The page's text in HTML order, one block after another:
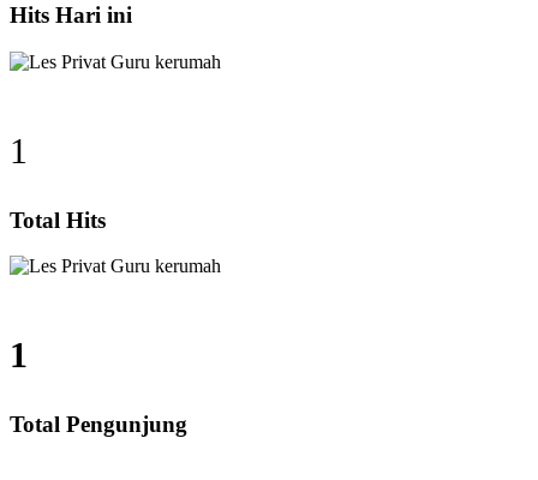
Hits Hari ini
1
Total Hits
1
Total Pengunjung